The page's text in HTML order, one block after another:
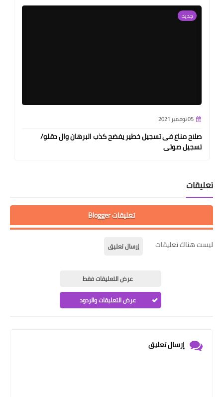
جديد
05 نوفمبر 2021
صلاح مناع فى تسجيل خطير يفضح كذب البرهان وال دقلو/
تسجيل صوتى
تعليقات
تعليقات Blogger
ليست هناك تعليقات إرسال تعليق
عرض التعليقات فقط
عرض التعليقات والردود
إرسال تعليق